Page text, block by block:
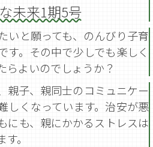
未来1期5号
いと願っても、のんびり子育
す。その中で少しでも楽しく
らよいのでしょうか？
親子、親同士のコミュニケー
しくなっています。治安が悪
にも、親にかかるストレスは
。